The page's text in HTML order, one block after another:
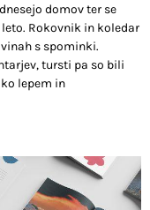
domov ter se
Rokovnik in koledar
s spominki.
tursti pa so bili
lepem in